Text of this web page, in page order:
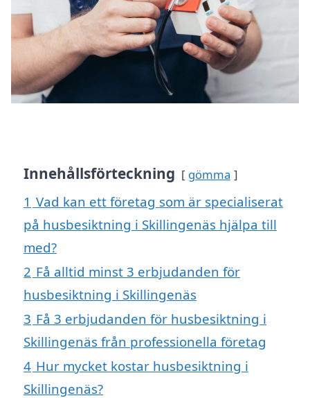
Innehållsförteckning gömma
1 Vad kan ett företag som är specialiserat
på husbesiktning i Skillingenäs hjälpa till
med?
2 Få alltid minst 3 erbjudanden för
husbesiktning i Skillingenäs
3 Få 3 erbjudanden för husbesiktning i
Skillingenäs från professionella företag
4 Hur mycket kostar husbesiktning i
Skillingenäs?